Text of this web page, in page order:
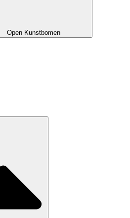
Open Kunstbomen